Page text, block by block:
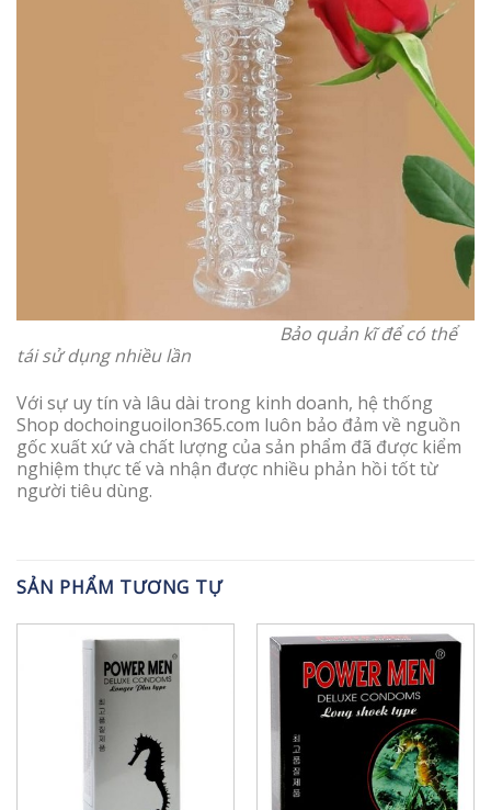
Bảo quản kĩ để có thể
tái sử dụng nhiều lần
Với sự uy tín và lâu dài trong kinh doanh, hệ thống
Shop dochoinguoilon365.com luôn bảo đảm về nguồn
gốc xuất xứ và chất lượng của sản phẩm đã được kiểm
nghiệm thực tế và nhận được nhiều phản hồi tốt từ
người tiêu dùng.
SẢN PHẨM TƯƠNG TỰ